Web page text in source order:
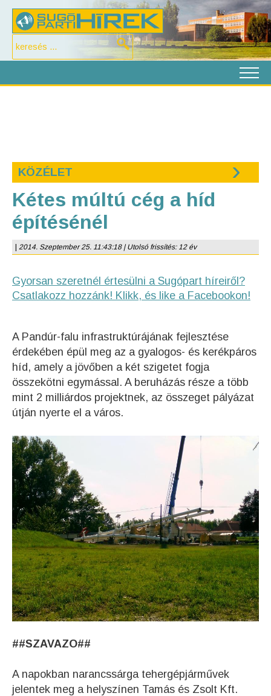
KÖZÉLET ›
Kétes múltú cég a híd
építésénél
2014. Szeptember 25. 11:43:18 | Utolsó frissítés: 12 év
Gyorsan szeretnél értesülni a Sugópart híreiről?
Csatlakozz hozzánk! Klikk, és like a Facebookon!
A Pandúr-falu infrastruktúrájának fejlesztése
érdekében épül meg az a gyalogos- és kerékpáros
híd, amely a jövőben a két szigetet fogja
összekötni egymással. A beruházás része a több
mint 2 milliárdos projektnek, az összeget pályázat
útján nyerte el a város.
##SZAVAZO##
A napokban narancssárga tehergépjárművek
jelentek meg a helyszínen Tamás és Zsolt Kft.